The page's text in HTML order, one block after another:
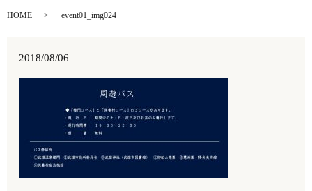
HOME event01_img024
2018/08/06